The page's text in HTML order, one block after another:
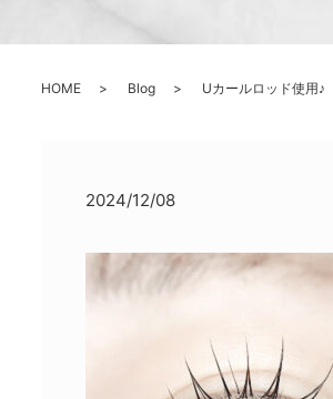
HOME Blog Uカールロッド使用♪
2024/12/08